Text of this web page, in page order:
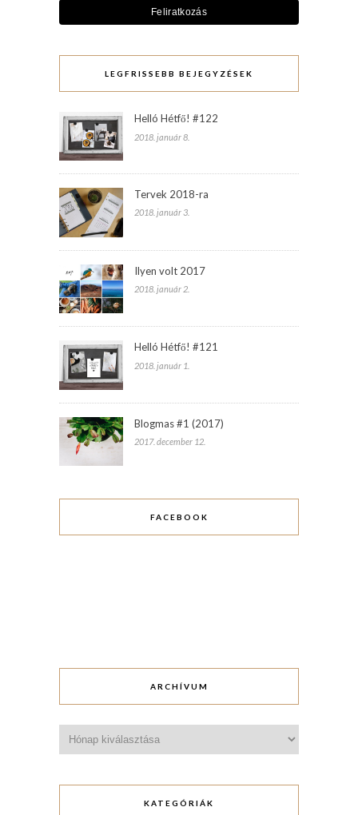
LEGFRISSEBB BEJEGYZÉSEK
Helló Hétfő! #122
2018. január 8.
Tervek 2018-ra
2018. január 3.
Ilyen volt 2017
2018. január 2.
Helló Hétfő! #121
2018. január 1.
Blogmas #1 (2017)
2017. december 12.
FACEBOOK
ARCHÍVUM
KATEGÓRIÁK